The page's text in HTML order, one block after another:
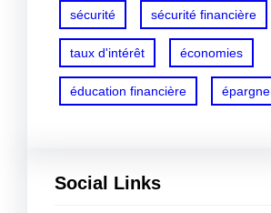
sécurité sécurité financière
taux d'intérêt économies
éducation financière épargne
Social Links